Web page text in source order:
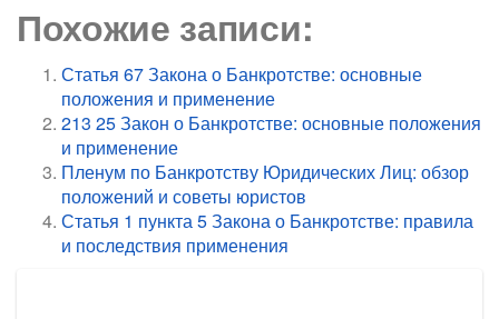
Похожие записи:
Статья 67 Закона о Банкротстве: основные
положения и применение
213 25 Закон о Банкротстве: основные положения
и применение
Пленум по Банкротству Юридических Лиц: обзор
положений и советы юристов
Статья 1 пункта 5 Закона о Банкротстве: правила
и последствия применения